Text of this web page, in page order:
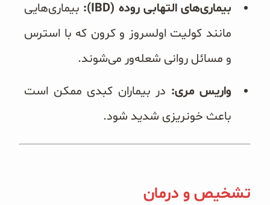
بیماری‌های التهابی روده (IBD):
بیماری‌هایی
مانند کولیت اولسروز و کرون که با استرس
و مسائل روانی شعله‌ور می‌شوند.
واریس مری: در بیماران کبدی ممکن است
باعث خونریزی شدید شود.
تشخیص و درمان